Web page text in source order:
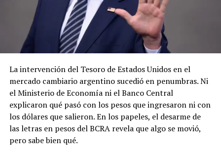
La intervención del Tesoro de Estados Unidos en el
mercado cambiario argentino sucedió en penumbras. Ni
el Ministerio de Economía ni el Banco Central
explicaron qué pasó con los pesos que ingresaron ni con
los dólares que salieron. En los papeles, el desarme de
las letras en pesos del BCRA revela que algo se movió,
pero sabe bien qué.